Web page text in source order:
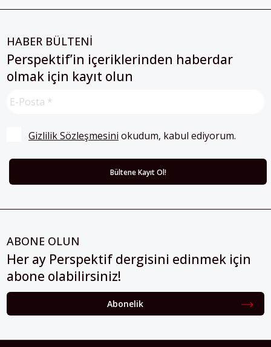
HABER BÜLTENİ
Perspektif’in içeriklerinden haberdar
olmak için kayıt olun
Gizlilik Sözleşmesini okudum, kabul ediyorum.
ABONE OLUN
Her ay Perspektif dergisini edinmek için
abone olabilirsiniz!
Abonelik